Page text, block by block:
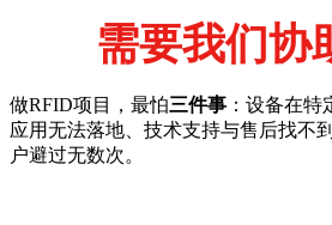
需要我们协
做RFID项目，最怕三件事 ：设备在特
应用无法落地、技术支持与售后找不
户避过无数次。